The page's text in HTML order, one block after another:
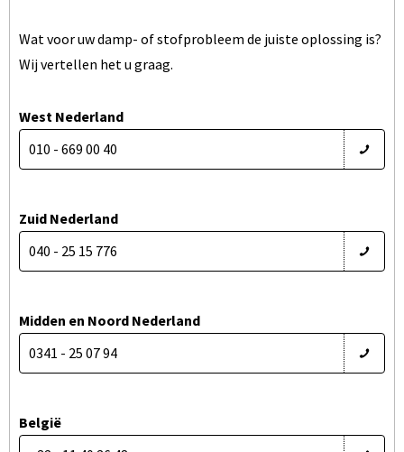
Wat voor uw damp- of stofprobleem de juiste oplossing is?
Wij vertellen het u graag.
West Nederland
010 - 669 00 40
Zuid Nederland
040 - 25 15 776
Midden en Noord Nederland
0341 - 25 07 94
België